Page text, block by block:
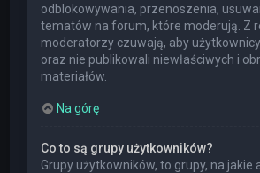
odblokowywania, przenoszenia,
tematów na forum, które moderują. Z
moderatorzy czuwają, aby
oraz nie publikowali niewłaściwych i
materiałów.
Na górę
Co to są grupy użytkowników?
Grupy użytkowników, to grupy, na